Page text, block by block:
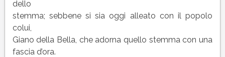
dello
stemma; sebbene si sia oggi alleato con il popolo
colui,
Giano della Bella, che adorna quello stemma con una
fascia d’ora.